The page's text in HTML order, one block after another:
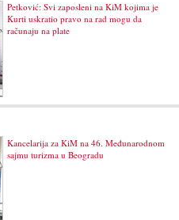
Petković: Svi zaposleni na KiM kojima je
Kurti uskratio pravo na rad mogu da
računaju na plate
Kancelarija za KiM na 46. Međunarodnom
sajmu turizma u Beogradu